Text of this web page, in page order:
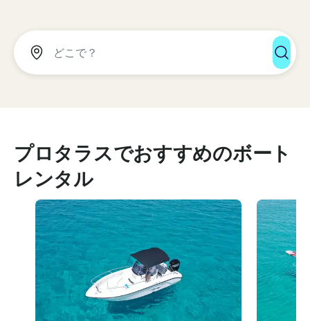
プロタラスでおすすめのボート
レンタル